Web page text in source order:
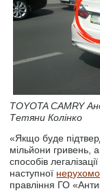
TOYOTA CAMRY
Тетяни Колінко
«Якщо буде
мільйони гривень,
способів
наступної
правління ГО